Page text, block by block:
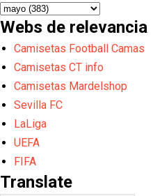
Webs de relevancia
Camisetas Football Camas
Camisetas CT info
Camisetas Mardelshop
Sevilla FC
LaLiga
UEFA
FIFA
Translate